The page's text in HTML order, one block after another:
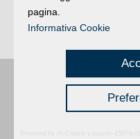
allungati i teempi di
mezzo sui previsti
Buongiorno:Riminié una
registrazione n. 2 /28/
pagina.
Informativa Cookie